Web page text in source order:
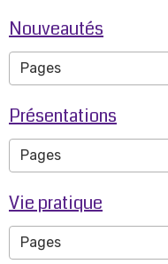
Nouveautés
Présentations
Vie pratique